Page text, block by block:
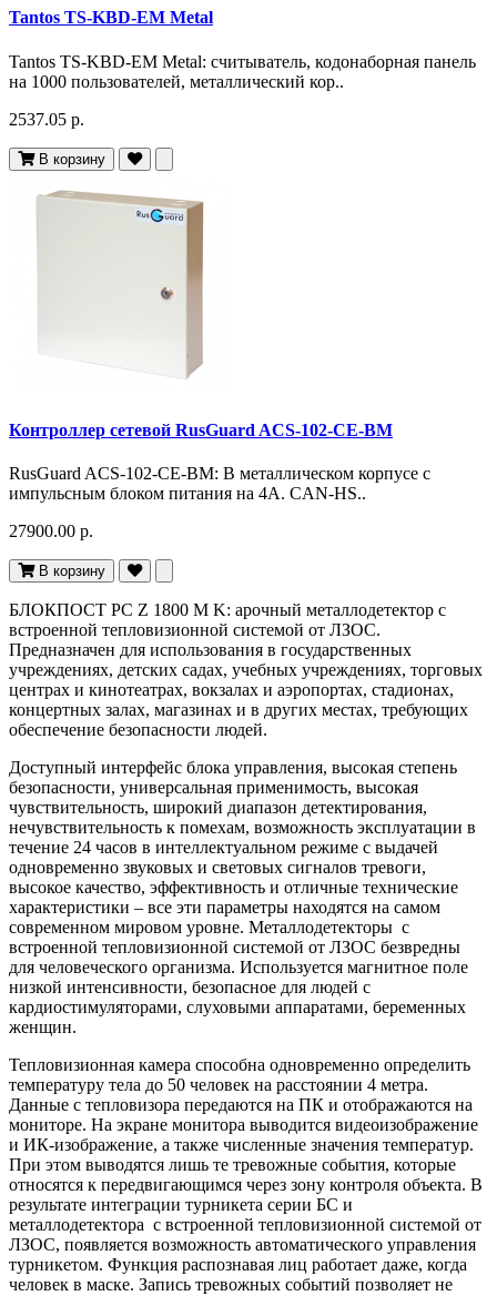
Tantos TS-KBD-EM Metal
Tantos TS-KBD-EM Metal: считыватель, кодонаборная панель
на 1000 пользователей, металлический кор..
2537.05 р.
В корзину
Контроллер сетевой RusGuard ACS-102-CE-BM
RusGuard ACS-102-CE-BM: В металлическом корпусе с
импульсным блоком питания на 4А. CAN-HS..
27900.00 р.
В корзину
БЛОКПОСТ PC Z 1800 M K: арочный металлодетектор с
встроенной тепловизионной системой от ЛЗОС.
Предназначен для использования в государственных
учреждениях, детских садах, учебных учреждениях, торговых
центрах и кинотеатрах, вокзалах и аэропортах, стадионах,
концертных залах, магазинах и в других местах, требующих
обеспечение безопасности людей.
Доступный интерфейс блока управления, высокая степень
безопасности, универсальная применимость, высокая
чувствительность, широкий диапазон детектирования,
нечувствительность к помехам, возможность эксплуатации в
течение 24 часов в интеллектуальном режиме с выдачей
одновременно звуковых и световых сигналов тревоги,
высокое качество, эффективность и отличные технические
характеристики – все эти параметры находятся на самом
современном мировом уровне. Металлодетекторы с
встроенной тепловизионной системой от ЛЗОС безвредны
для человеческого организма. Используется магнитное поле
низкой интенсивности, безопасное для людей с
кардиостимуляторами, слуховыми аппаратами, беременных
женщин.
Тепловизионная камера способна одновременно определить
температуру тела до 50 человек на расстоянии 4 метра.
Данные с тепловизора передаются на ПК и отображаются на
мониторе. На экране монитора выводится видеоизображение
и ИК-изображение, а также численные значения температур.
При этом выводятся лишь те тревожные события, которые
относятся к передвигающимся через зону контроля объекта. В
результате интеграции турникета серии БС и
металлодетектора с встроенной тепловизионной системой от
ЛЗОС, появляется возможность автоматического управления
турникетом. Функция распознавая лиц работает даже, когда
человек в маске. Запись тревожных событий позволяет не